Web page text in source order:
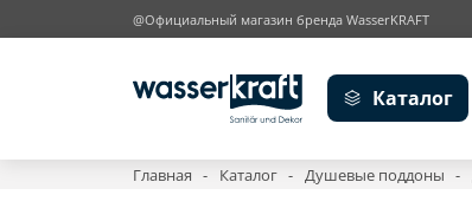
@Официальный магазин бренда WasserKRAFT
Каталог
Главная Каталог Душевые поддоны